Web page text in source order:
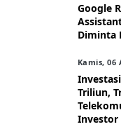
Google
Diminta
Kamis, 06
Triliun,
Investor